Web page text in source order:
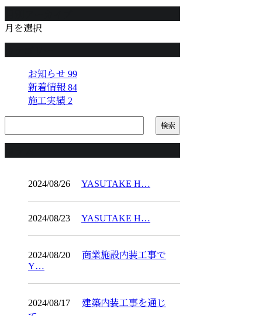
月を選択
お知らせ 99
新着情報 84
施工実績 2
2024/08/26 YASUTAKE H…
2024/08/23 YASUTAKE H…
2024/08/20
商業施設内装工事で
Y…
2024/08/17
建築内装工事を通じ